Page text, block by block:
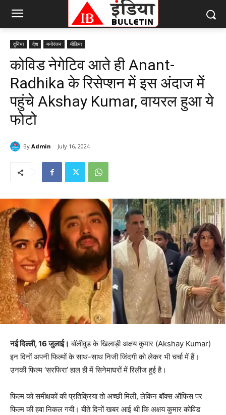
दुनिया देश मनोरंजन मीडिया
कोविड नेगेटिव आते ही Anant-
Radhika के रिसेप्शन में इस अंदाज में
पहुंचे Akshay Kumar, वायरल हुआ ये
फोटो
By Admin July 16, 2024
नई दिल्ली, 16 जुलाई। बॉलीवुड के खिलाड़ी अक्षय कुमार (Akshay Kumar)
इन दिनों अपनी फिल्मों के साथ-साथ निजी जिंदगी को लेकर भी चर्चा में हैं।
उनकी फिल्म ‘सरफिरा’ हाल ही में सिनेमाघरों में रिलीज हुई है।
फिल्म को समीक्षकों की प्रतिक्रिया तो अच्छी मिली, लेकिन बॉक्स ऑफिस पर
फिल्म की हवा निकल गयी। बीते दिनों खबर आई थी कि अक्षय कुमार कोविड